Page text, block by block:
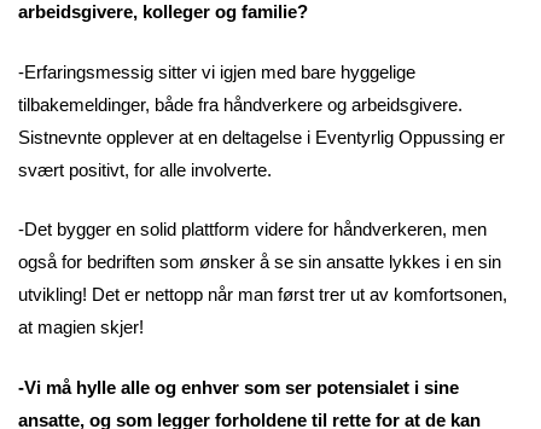
arbeidsgivere, kolleger og familie?
-Erfaringsmessig sitter vi igjen med bare hyggelige
tilbakemeldinger, både fra håndverkere og arbeidsgivere.
Sistnevnte opplever at en deltagelse i Eventyrlig Oppussing er
svært positivt, for alle involverte.
-Det bygger en solid plattform videre for håndverkeren, men
også for bedriften som ønsker å se sin ansatte lykkes i en sin
utvikling! Det er nettopp når man først trer ut av komfortsonen,
at magien skjer!
-Vi må hylle alle og enhver som ser potensialet i sine
ansatte, og som legger forholdene til rette for at de kan